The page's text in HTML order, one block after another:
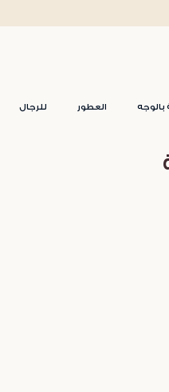
بالوجه العطور للرجال